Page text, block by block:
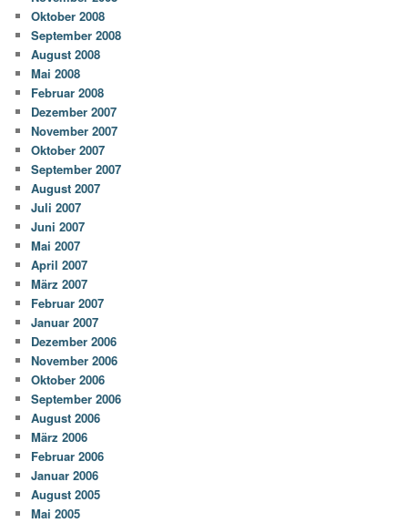
Oktober 2008
September 2008
August 2008
Mai 2008
Februar 2008
Dezember 2007
November 2007
Oktober 2007
September 2007
August 2007
Juli 2007
Juni 2007
Mai 2007
April 2007
März 2007
Februar 2007
Januar 2007
Dezember 2006
November 2006
Oktober 2006
September 2006
August 2006
März 2006
Februar 2006
Januar 2006
August 2005
Mai 2005